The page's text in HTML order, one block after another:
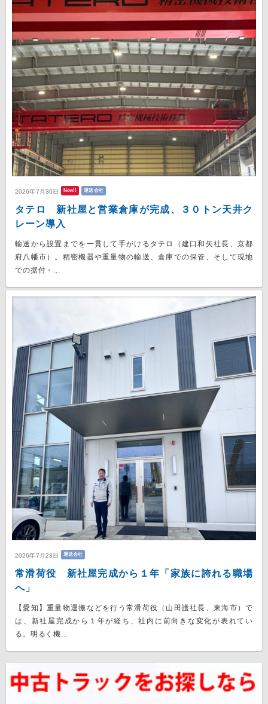
2026年7月30日 New!! 運送会社
タテロ 新社屋と営業倉庫が完成、３０トン天井ク
レーン導入
輸送から設置までを一貫して手がけるタテロ（建口和矢社長、京都
府八幡市）。精密機器や重量物の輸送、倉庫での保管、そして現地
での据付・...
2026年7月23日 運送会社
常滑荷役 新社屋完成から１年「家族に誇れる職場
へ」
【愛知】重量物運搬などを行う常滑荷役（山田護社長、東海市）で
は、新社屋完成から１年が経ち、社内に前向きな変化が表れてい
る。明るく機...